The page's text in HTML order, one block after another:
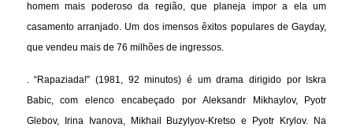
homem mais poderoso da região, que planeja impor a ela um
casamento arranjado. Um dos imensos êxitos populares de Gayday,
que vendeu mais de 76 milhões de ingressos.
. “Rapaziada!” (1981, 92 minutos) é um drama dirigido por Iskra
Babic, com elenco encabeçado por Aleksandr Mikhaylov, Pyotr
Glebov, Irina Ivanova, Mikhail Buzylyov-Kretso e Pyotr Krylov. Na